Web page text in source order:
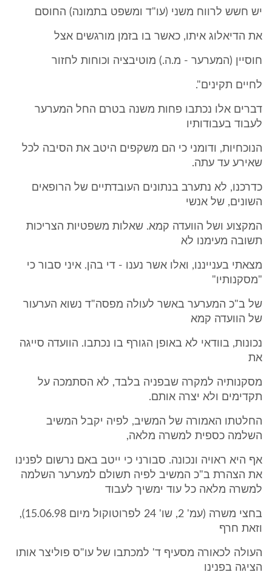
יש חשש לרווח משני (עו"ד ומשפט בתמונה) החוסם
את הדיאלוג איתו, כאשר בו בזמן מורגשים אצל
חוסיין (המערער - מ.ה.) מוטיבציה וכוחות לחזור
לחיים תקינים".
דברים אלו נכתבו פחות משנה בטרם החל המערער
לעבוד בעבודותיו
הנוכחיות, ודומני כי הם משקפים היטב את הסיבה לכל
שאירע עד עתה.
כדרכנו, לא נתערב בנתונים העובדתיים של הרופאים
השונים, של אנשי
המקצוע ושל הוועדה קמא. שאלות משפטיות הצריכות
תשובה מעימנו לא
מצאתי בענייננו, ואלו אשר נענו - די בהן. איני סבור כי
"מסקנותיו"
של ב"כ המערער באשר לעולה מפסה"ד נשוא הערעור
של הוועדה קמא
נכונות, בוודאי לא באופן הגורף בו נכתבו. הוועדה סייגה
את
מסקנותיה למקרה שבפניה בלבד, לא הסתמכה על
תקדימים ולא יצרה אותם.
החלטתו האמורה של המשיב, לפיה יקבל המשיב
השלמה כספית למשרה מלאה,
אף היא ראויה ונכונה. סבורני כי ייטב באם נרשום לפנינו
את הצהרת ב"כ המשיב לפיה תשולם למערער השלמה
למשרה מלאה כל עוד ימשיך לעבוד
בחצי משרה (עמ' 2, שו' 24 לפרוטוקול מיום 15.06.98),
וזאת חרף
העולה לכאורה מסעיף ד' למכתבו של עו"ס פוליצר אותו
הציגה בפנינו